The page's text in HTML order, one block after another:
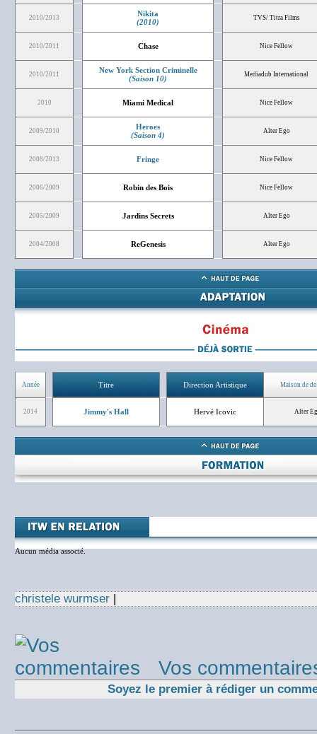
2010/2013
Nikita
(2010)
TVS/ Titra Films
2010/2011 Chase Nice Fellow
2010/2011
New York Section Criminelle
(Saison 10)
Mediadub International
2010 Miami Medical Nice Fellow
2009/2010
Heroes
(Saison 4)
Alter Ego
2008/2013 Fringe Nice Fellow
2006/2009 Robin des Bois Nice Fellow
2005/2009 Jardins Secrets Alter Ego
2004/2008 ReGenesis Alter Ego
Année Titre Direction Artistique Maison de
2014 Jimmy's Hall Hervé Icovic Alter
Aucun média associé.
christele wurmser |
Vos
Soyez le premier à rédiger un